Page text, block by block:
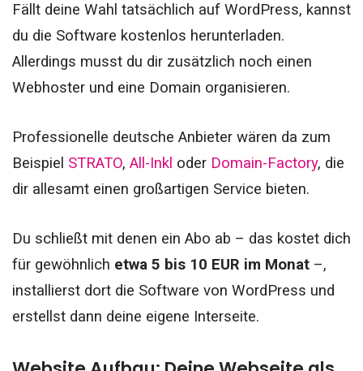
Fällt deine Wahl tatsächlich auf WordPress, kannst
du die Software kostenlos herunterladen.
Allerdings musst du dir zusätzlich noch einen
Webhoster und eine Domain organisieren.
Professionelle deutsche Anbieter wären da zum
Beispiel STRATO, All-Inkl oder Domain-Factory, die
dir allesamt einen großartigen Service bieten.
Du schließt mit denen ein Abo ab – das kostet dich
für gewöhnlich etwa 5 bis 10 EUR im Monat –,
installierst dort die Software von WordPress und
erstellst dann deine eigene Interseite.